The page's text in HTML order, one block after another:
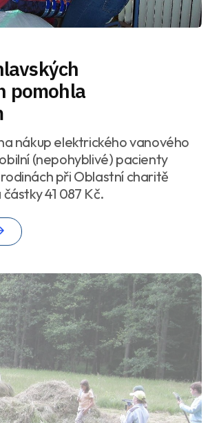
pomohla
nákup elektrického vanového
(nepohyblivé) pacienty
při Oblastní charitě
41 087 Kč.